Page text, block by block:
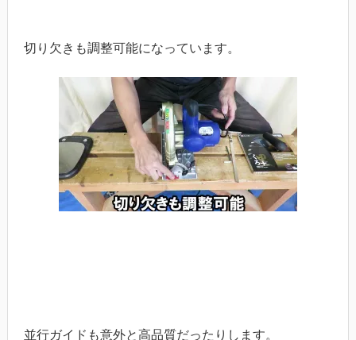
切り欠きも調整可能になっています。
並行ガイドも意外と高品質だったりします。